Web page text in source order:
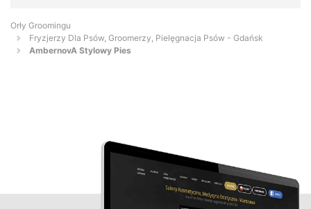
Orły Groomingu
Fryzjerzy Dla Psów, Groomerzy, Pielęgnacja Psów - Gdańsk
AmbernovA Stylowy Pies